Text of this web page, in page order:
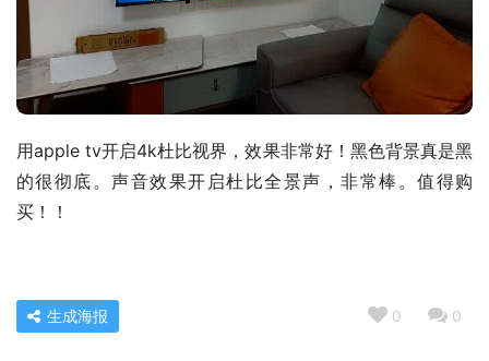
用apple tv开启4k杜比视界，效果非常好！黑色背景真是黑
的很彻底。声音效果开启杜比全景声，非常棒。值得购
买！！
0 0
生成海报